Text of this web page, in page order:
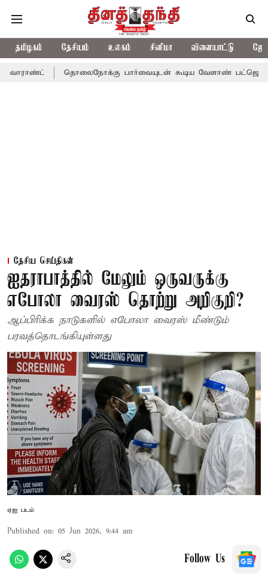
தமிழகம் தேசியம் உலகம் சினிமா விளையாட்டு
தொலைநோக்கு பார்வையுடன் கூடிய வேளாண் பட்ஜெட்: முதல்-
தேசிய செய்திகள்
ஐதராபாத்தில் மேலும் ஒருவருக்கு
எபோலா வைரஸ் தொற்று அறிகுறி?
ஆப்பிரிக்க நாடுகளில் எபோலா வைரஸ் மீண்டும்
பரவத்தொடங்கியுள்ளது
ஏஐ படம்
Published on: 05 Jun 2026, 9:44 am
Follow Us